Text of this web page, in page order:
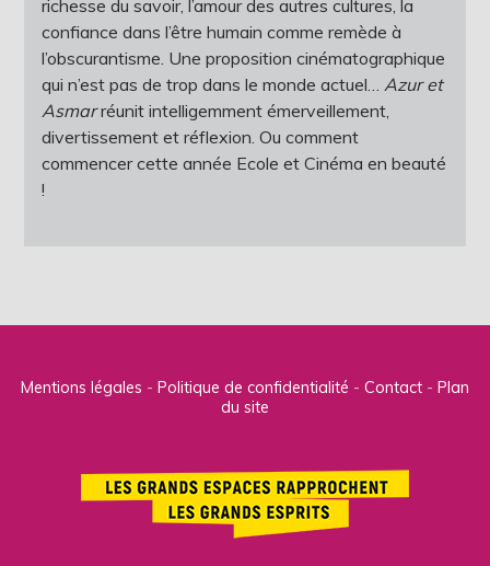
richesse du savoir, l’amour des autres cultures, la
confiance dans l’être humain comme remède à
l’obscurantisme. Une proposition cinématographique
qui n’est pas de trop dans le monde actuel…Azur et
Asmarréunit intelligemment émerveillement,
divertissement et réflexion. Ou comment
commencer cette année Ecole et Cinéma en beauté
!
Mentions légales Politique de confidentialité Contact
Plan
du site